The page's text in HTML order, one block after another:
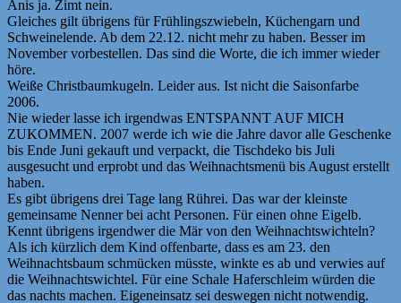
Anis ja. Zimt nein.
Gleiches gilt übrigens für Frühlingszwiebeln, Küchengarn und
Schweinelende. Ab dem 22.12. nicht mehr zu haben. Besser im
November vorbestellen. Das sind die Worte, die ich immer wieder
höre.
Weiße Christbaumkugeln. Leider aus. Ist nicht die Saisonfarbe
2006.
Nie wieder lasse ich irgendwas ENTSPANNT AUF MICH
ZUKOMMEN. 2007 werde ich wie die Jahre davor alle Geschenke
bis Ende Juni gekauft und verpackt, die Tischdeko bis Juli
ausgesucht und erprobt und das Weihnachtsmenü bis August erstellt
haben.
Es gibt übrigens drei Tage lang Rührei. Das war der kleinste
gemeinsame Nenner bei acht Personen. Für einen ohne Eigelb.
Kennt übrigens irgendwer die Mär von den Weihnachtswichteln?
Als ich kürzlich dem Kind offenbarte, dass es am 23. den
Weihnachtsbaum schmücken müsste, winkte es ab und verwies auf
die Weihnachtswichtel. Für eine Schale Haferschleim würden die
das nachts machen. Eigeneinsatz sei deswegen nicht notwendig.